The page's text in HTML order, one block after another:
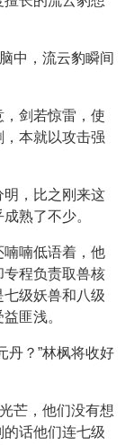
中，流云豹瞬间
剑若惊雷，使
本就以攻击强
明，比之刚来这
熟了不少。
喃低语着，他
程负责取兽核
级妖兽和八级
匪浅。
丹？”林枫将收好
芒，他们没有想
话他们连七级